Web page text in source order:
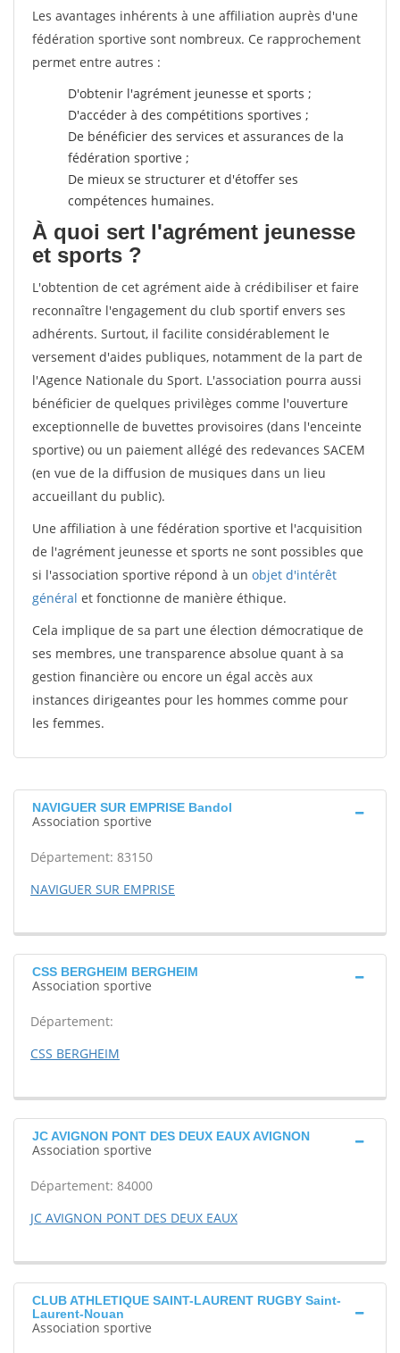
Les avantages inhérents à une affiliation auprès d'une
fédération sportive sont nombreux. Ce rapprochement
permet entre autres :
D'obtenir l'agrément jeunesse et sports ;
D'accéder à des compétitions sportives ;
De bénéficier des services et assurances de la
fédération sportive ;
De mieux se structurer et d'étoffer ses
compétences humaines.
À quoi sert l'agrément jeunesse
et sports ?
L'obtention de cet agrément aide à crédibiliser et faire
reconnaître l'engagement du club sportif envers ses
adhérents. Surtout, il facilite considérablement le
versement d'aides publiques, notamment de la part de
l'Agence Nationale du Sport. L'association pourra aussi
bénéficier de quelques privilèges comme l'ouverture
exceptionnelle de buvettes provisoires (dans l'enceinte
sportive) ou un paiement allégé des redevances SACEM
(en vue de la diffusion de musiques dans un lieu
accueillant du public).
Une affiliation à une fédération sportive et l'acquisition
de l'agrément jeunesse et sports ne sont possibles que
si l'association sportive répond à un objet d'intérêt
général et fonctionne de manière éthique.
Cela implique de sa part une élection démocratique de
ses membres, une transparence absolue quant à sa
gestion financière ou encore un égal accès aux
instances dirigeantes pour les hommes comme pour
les femmes.
NAVIGUER SUR EMPRISE Bandol
Association sportive
Département: 83150
NAVIGUER SUR EMPRISE
CSS BERGHEIM BERGHEIM
Association sportive
Département:
CSS BERGHEIM
JC AVIGNON PONT DES DEUX EAUX AVIGNON
Association sportive
Département: 84000
JC AVIGNON PONT DES DEUX EAUX
CLUB ATHLETIQUE SAINT-LAURENT RUGBY Saint-
Laurent-Nouan
Association sportive